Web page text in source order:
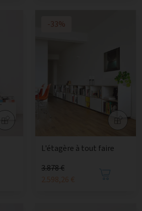
-33%
L'étagère à tout faire
3.878 €
2.598,26 €